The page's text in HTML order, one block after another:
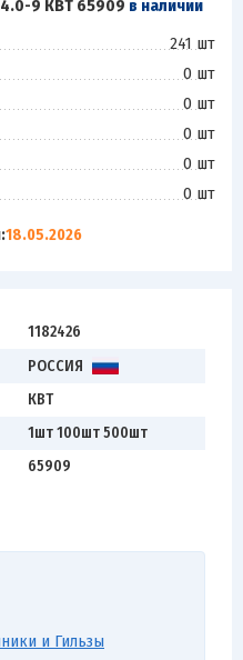
9 КВТ 65909 в наличии
241 шт
0 шт
0 шт
0 шт
0 шт
0 шт
18.05.2026
1182426
РОССИЯ
КВТ
1шт 100шт 500шт
65909
и Гильзы